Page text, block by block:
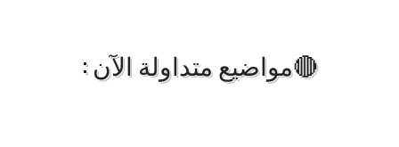
🔴مواضيع متداولة الآن :